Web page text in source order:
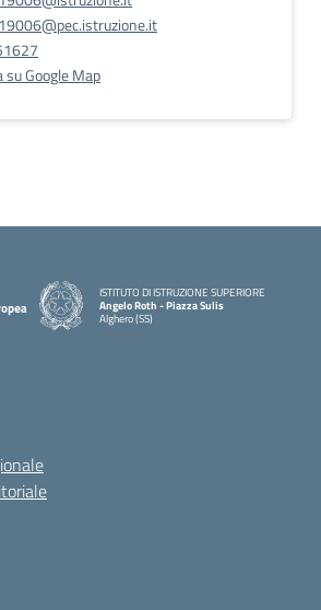
su Google Map
ISTITUTO DI ISTRUZIONE SUPERIORE
Angelo Roth - Piazza Sulis
Alghero (SS)
— Visita la pagina iniziale della scuola